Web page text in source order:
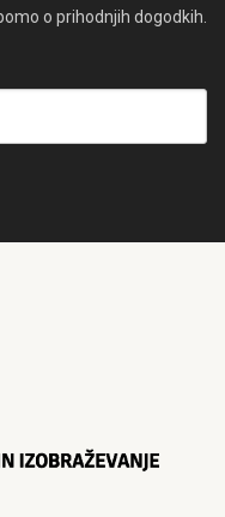
o prihodnjih dogodkih.